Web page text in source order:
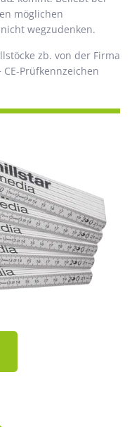
möglichen
wegzudenken.
zb. von der Firma
Prüfkennzeichen